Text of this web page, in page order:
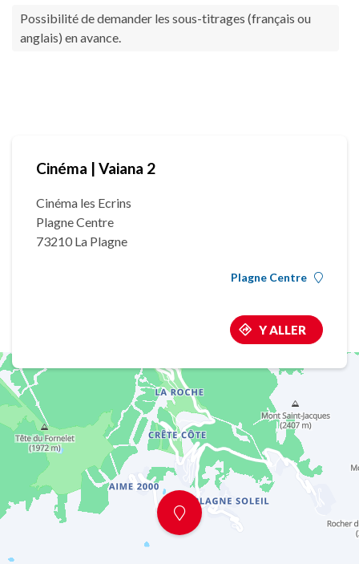
Possibilité de demander les sous-titrages (français ou
anglais) en avance.
Cinéma | Vaiana 2
Cinéma les Ecrins
Plagne Centre
73210 La Plagne
Plagne Centre
Y ALLER